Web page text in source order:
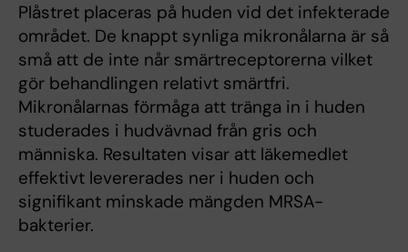
Plåstret placeras på huden vid det infekterade
området. De knappt synliga mikronålarna är så
små att de inte når smärtreceptorerna vilket
gör behandlingen relativt smärtfri.
Mikronålarnas förmåga att tränga in i huden
studerades i hudvävnad från gris och
människa. Resultaten visar att läkemedlet
effektivt levererades ner i huden och
signifikant minskade mängden MRSA-
bakterier.